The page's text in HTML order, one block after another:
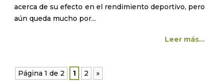
acerca de su efecto en el rendimiento deportivo, pero
aún queda mucho por...
Leer más...
Página 1 de 2 1 2 »